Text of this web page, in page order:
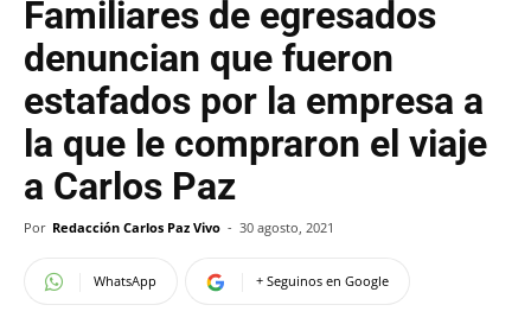
Familiares de egresados
denuncian que fueron
estafados por la empresa a
la que le compraron el viaje
a Carlos Paz
Por Redacción Carlos Paz Vivo - 30 agosto, 2021
WhatsApp + Seguinos en Google